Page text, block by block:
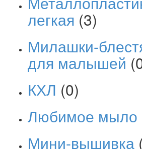
легкая (3)
Милашки-
для малышей
КХЛ (0)
Любимое мыло
Мини-вышивка